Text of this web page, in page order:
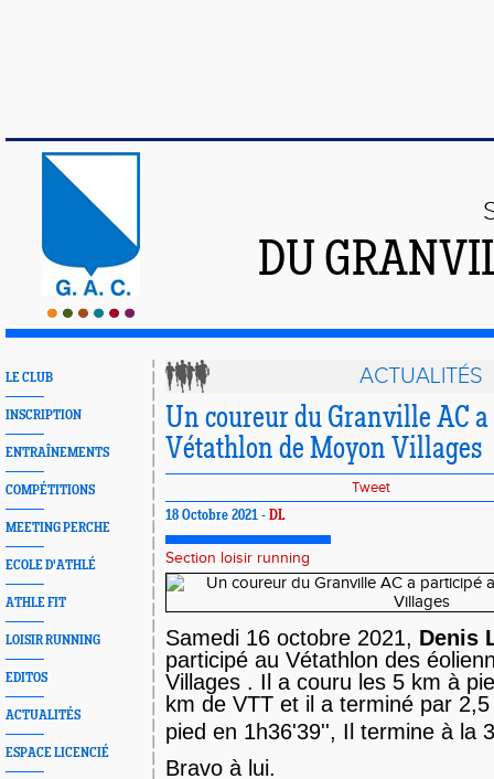
DU
LE CLUB
INSCRIPTION
ENTRAÎNEMENTS
COMPÉTITIONS
MEETING PERCHE
ECOLE D'ATHLÉ
ATHLE FIT
LOISIR RUNNING
EDITOS
ACTUALITÉS
ESPACE LICENCIÉ
ACTUALITÉS
Un coureur du Granville AC
Vétathlon de Moyon Villages
Tweet
18 Octobre 2021 - DL
Section loisir running
Samedi 16 octobre 2021, Denis
participé au Vétathlon des
Villages . Il a couru les 5 km à
km de VTT et il a terminé par
pied en 1h36'39'', Il termine à la
Bravo à lui.